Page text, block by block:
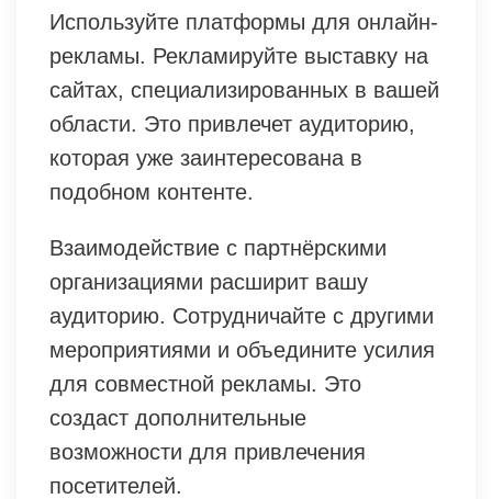
Используйте платформы для онлайн-
рекламы. Рекламируйте выставку на
сайтах, специализированных в вашей
области. Это привлечет аудиторию,
которая уже заинтересована в
подобном контенте.
Взаимодействие с партнёрскими
организациями расширит вашу
аудиторию. Сотрудничайте с другими
мероприятиями и объедините усилия
для совместной рекламы. Это
создаст дополнительные
возможности для привлечения
посетителей.